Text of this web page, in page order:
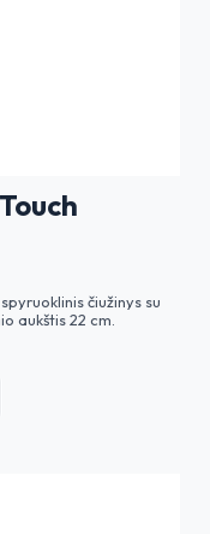
čiužinys su
aukštis 22 cm.